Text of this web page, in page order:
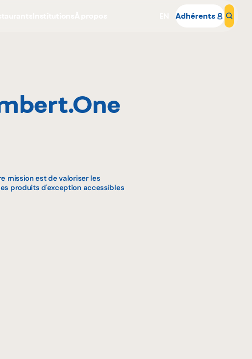
Adhérents
mission est de valoriser les
produits d'exception accessibles